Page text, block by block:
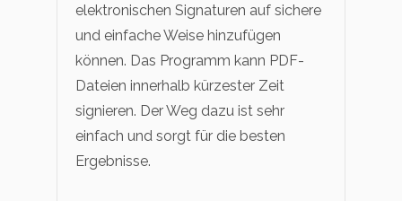
elektronischen Signaturen auf sichere
und einfache Weise hinzufügen
können. Das Programm kann PDF-
Dateien innerhalb kürzester Zeit
signieren. Der Weg dazu ist sehr
einfach und sorgt für die besten
Ergebnisse.